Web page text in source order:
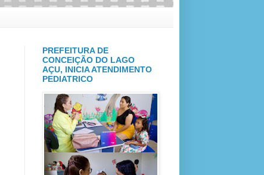
PREFEITURA DE
CONCEIÇÃO DO LAGO
AÇU, INICIA ATENDIMENTO
PEDIATRICO